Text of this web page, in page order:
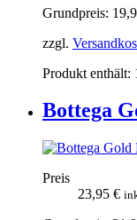
Grundpreis:
zzgl.
Produkt enthält:
Bottega
Preis
23,95 €